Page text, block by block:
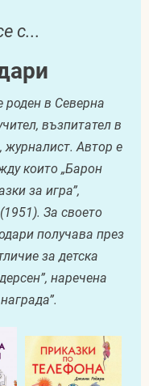
с...
в Северна
възпитател в
Автор е
които „Барон
за игра”,
За своето
получава през
за детска
наречена